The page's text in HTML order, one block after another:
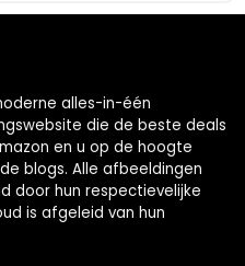
alles-in-één
die de beste deals
en u op de hoogte
blogs. Alle afbeeldingen
door hun respectievelijke
is afgeleid van hun